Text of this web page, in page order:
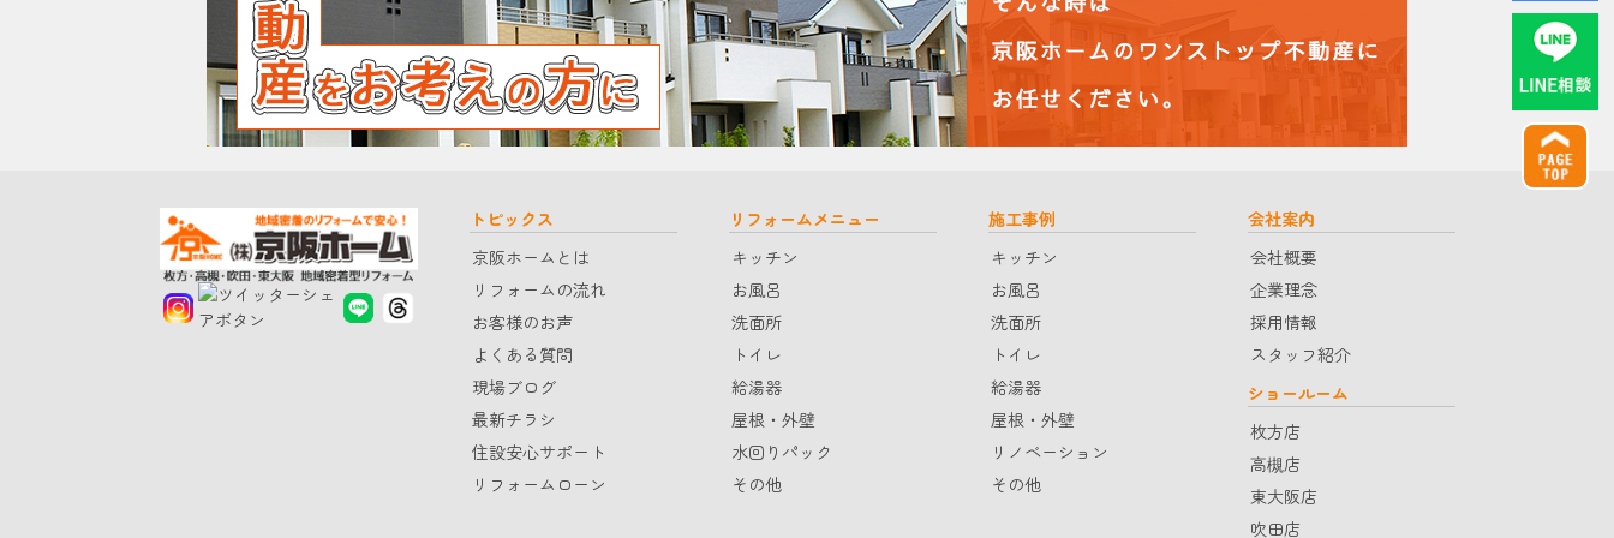
トピックス
京阪ホームとは
リフォームの流れ
お客様のお声
よくある質問
現場ブログ
最新チラシ
住設安心サポート
リフォームローン
リフォームメニュー
キッチン
お風呂
洗面所
トイレ
給湯器
屋根・外壁
水回りパック
その他
施工事例
キッチン
お風呂
洗面所
トイレ
給湯器
屋根・外壁
リノベーション
その他
会社案内
会社概要
企業理念
採用情報
スタッフ紹介
ショールーム
枚方店
高槻店
東大阪店
吹田店